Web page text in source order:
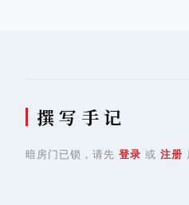
撰 写 手 记
暗房门已锁，请先 登录 或 注册